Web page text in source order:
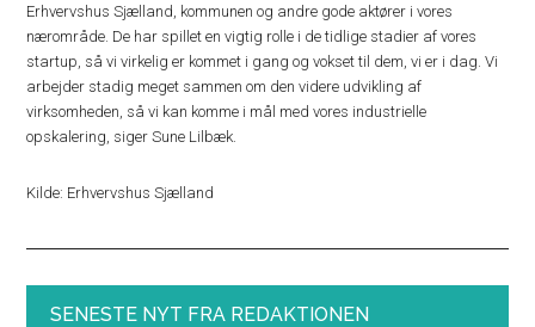
Erhvervshus Sjælland, kommunen og andre gode aktører i vores
nærområde. De har spillet en vigtig rolle i de tidlige stadier af vores
startup, så vi virkelig er kommet i gang og vokset til dem, vi er i dag. Vi
arbejder stadig meget sammen om den videre udvikling af
virksomheden, så vi kan komme i mål med vores industrielle
opskalering, siger Sune Lilbæk.
Kilde: Erhvervshus Sjælland
SENESTE NYT FRA REDAKTIONEN